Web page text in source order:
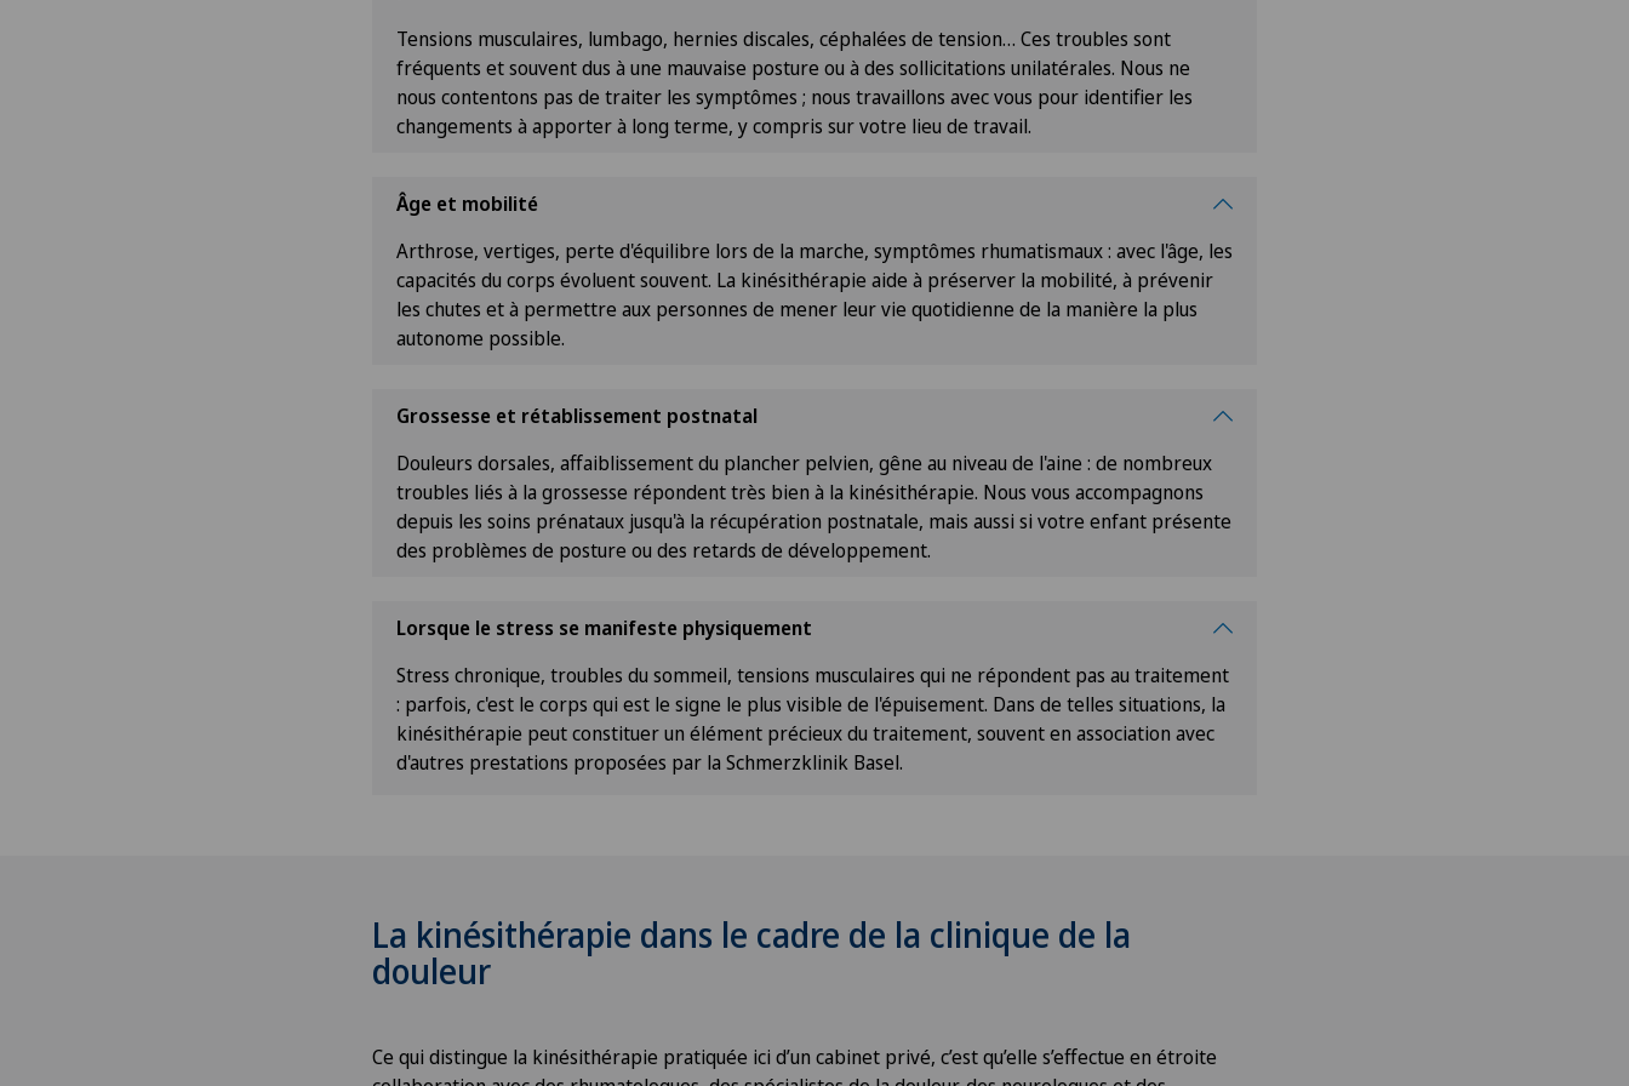
Tensions musculaires, lumbago, hernies discales, céphalées de tension… Ces troubles sont
fréquents et souvent dus à une mauvaise posture ou à des sollicitations unilatérales. Nous ne
nous contentons pas de traiter les symptômes ; nous travaillons avec vous pour identifier les
changements à apporter à long terme, y compris sur votre lieu de travail.
Âge et mobilité
Arthrose, vertiges, perte d'équilibre lors de la marche, symptômes rhumatismaux : avec l'âge, les
capacités du corps évoluent souvent. La kinésithérapie aide à préserver la mobilité, à prévenir
les chutes et à permettre aux personnes de mener leur vie quotidienne de la manière la plus
autonome possible.
Grossesse et rétablissement postnatal
Douleurs dorsales, affaiblissement du plancher pelvien, gêne au niveau de l'aine : de nombreux
troubles liés à la grossesse répondent très bien à la kinésithérapie. Nous vous accompagnons
depuis les soins prénataux jusqu'à la récupération postnatale, mais aussi si votre enfant présente
des problèmes de posture ou des retards de développement.
Lorsque le stress se manifeste physiquement
Stress chronique, troubles du sommeil, tensions musculaires qui ne répondent pas au traitement
: parfois, c'est le corps qui est le signe le plus visible de l'épuisement. Dans de telles situations, la
kinésithérapie peut constituer un élément précieux du traitement, souvent en association avec
d'autres prestations proposées par la Schmerzklinik Basel.
La kinésithérapie dans le cadre de la clinique de la
douleur
Ce qui distingue la kinésithérapie pratiquée ici d’un cabinet privé, c’est qu’elle s’effectue en étroite